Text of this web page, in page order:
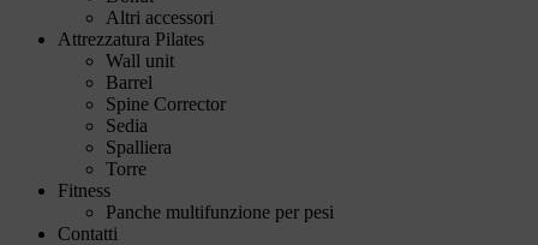
Altri accessori
Attrezzatura Pilates
Wall unit
Barrel
Spine Corrector
Sedia
Spalliera
Torre
Fitness
Panche multifunzione per pesi
Contatti